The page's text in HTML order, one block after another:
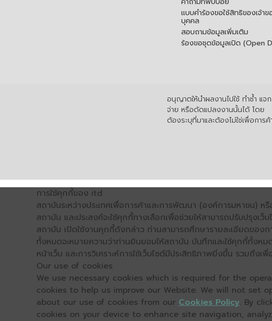
แบบคำร้องขอใช้สิทธิของเจ้า
บุคคล
สอบถามข้อมูลเพิ่มเติม
ร้องขอชุดข้อมูลเปิด (Open
อนุญาตให้นำผลงานไปใช้ ทำซ้ำ แจก
จ่าย หรือดัดแปลงงานนั้นได้ โดย
ต้องระบุที่มาและต้องไม่ใช่เพื่อการค้
การใช้คุกกี้ของ itd
สถาบันระหว่างประเทศเพื่อการค้าและการพัฒนา (องค์การมหาชน)
สถาบัน และประสงค์จะใช้คุกกี้ทางเลือกเพื่อช่วยให้สามารถปรับปรุง
สถาบัน เปิดใช้งานคุกกี้ดังกล่าว ท่านสามารถศึกษารายละเอียดของก
ทั้งหมดจะหมายความว่าท่านยินยอมให้สถาบัน บันทึกและใช้คุกกี้ทั้งหม
หน้าเว็บ และการวิเคราะห์การใช้เว็บไซต์มีประสิทธิภาพยิ่งขึ้น รวมถึ
Our use of cookies
We use necessary cookies which is required for the
cookies to help us improve our Website. We will not set
about our use of cookies from our Cookies Policy. By
cookies on your device to enhance site navigation,